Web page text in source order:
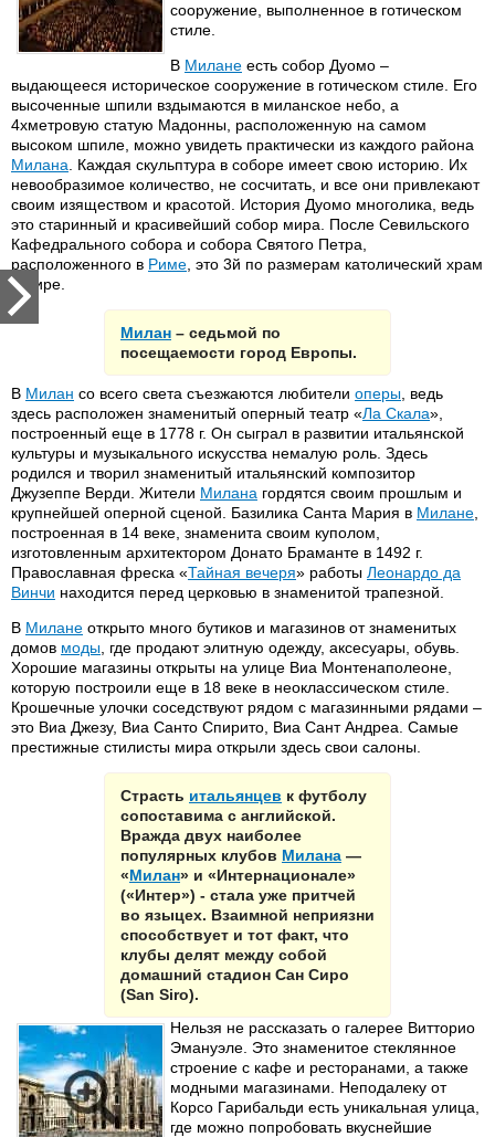
сооружение, выполненное в готическом
стиле.
В Милане есть собор Дуомо –
выдающееся историческое сооружение в готическом стиле. Его
высоченные шпили вздымаются в миланское небо, а
4хметровую статую Мадонны, расположенную на самом
высоком шпиле, можно увидеть практически из каждого района
Милана . Каждая скульптура в соборе имеет свою историю. Их
невообразимое количество, не сосчитать, и все они привлекают
своим изяществом и красотой. История Дуомо многолика, ведь
это старинный и красивейший собор мира. После Севильского
Кафедрального собора и собора Святого Петра,
расположенного в Риме , это 3й по размерам католический храм
в мире.
Милан – седьмой по
посещаемости город Европы.
В Милан со всего света съезжаются любители оперы , ведь
здесь расположен знаменитый оперный театр «Ла Скала»,
построенный еще в 1778 г. Он сыграл в развитии итальянской
культуры и музыкального искусства немалую роль. Здесь
родился и творил знаменитый итальянский композитор
Джузеппе Верди. Жители Милана гордятся своим прошлым и
крупнейшей оперной сценой. Базилика Санта Мария в Милане
построенная в 14 веке, знаменита своим куполом,
изготовленным архитектором Донато Браманте в 1492 г.
Православная фреска «Тайная вечеря» работы Леонардо да
Винчи находится перед церковью в знаменитой трапезной.
В Милане открыто много бутиков и магазинов от знаменитых
домов моды , где продают элитную одежду, аксесуары, обувь.
Хорошие магазины открыты на улице Виа Монтенаполеоне,
которую построили еще в 18 веке в неоклассическом стиле.
Крошечные улочки соседствуют рядом с магазинными рядами –
это Виа Джезу, Виа Санто Спирито, Виа Сант Андреа. Самые
престижные стилисты мира открыли здесь свои салоны.
Страсть итальянцев к футболу
сопоставима с английской.
Вражда двух наиболее
популярных клубов Милана —
«Милан» и «Интернационале»
(«Интер») - стала уже притчей
во языцех. Взаимной неприязни
способствует и тот факт, что
клубы делят между собой
домашний стадион Сан Сиро
(San Siro).
Нельзя не рассказать о галерее Витторио
Эмануэле. Это знаменитое стеклянное
строение с кафе и ресторанами, а также
модными магазинами. Неподалеку от
Корсо Гарибальди есть уникальная улица,
где можно попробовать вкуснейшие